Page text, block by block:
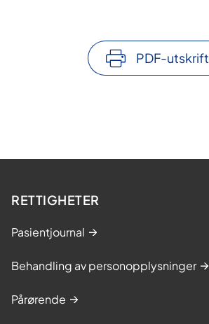
PDF-utskrift
RETTIGHETER
Pasientjournal
Behandling av personopplysninger
Pårørende